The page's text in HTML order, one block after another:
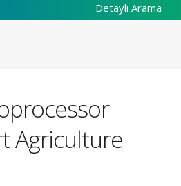
Detaylı Arama
Agriculture